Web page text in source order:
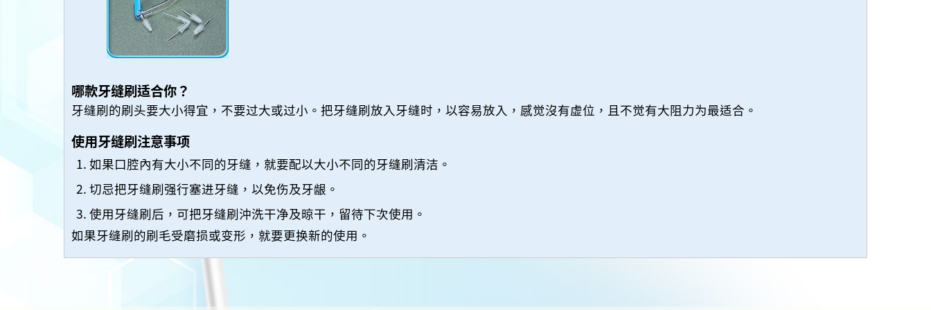
哪款牙缝刷适合你？
牙缝刷的刷头要大小得宜，不要过大或过小。把牙缝刷放入牙缝时，以容易放入，感觉沒有虚位，且不觉有大阻力为最适合。
使用牙缝刷注意事项
如果口腔內有大小不同的牙缝，就要配以大小不同的牙缝刷清洁。
切忌把牙缝刷强行塞进牙缝，以免伤及牙龈。
使用牙缝刷后，可把牙缝刷沖洗干净及晾干，留待下次使用。
如果牙缝刷的刷毛受磨损或变形，就要更换新的使用。